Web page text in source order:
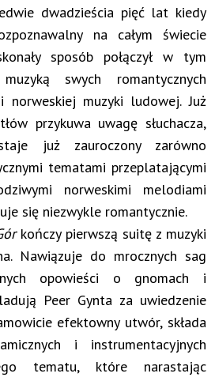
dwadzieścia pięć lat kiedy
na całym świecie
sposób połączył w tym
swych romantycznych
norweskiej muzyki ludowej. Już
przykuwa uwagę słuchacza,
już zauroczony zarówno
tematami przeplatającymi
norweskimi melodiami
się niezwykle romantycznie.
kończy pierwszą suitę z muzyki
Nawiązuje do mrocznych sag
opowieści o gnomach i
Peer Gynta za uwiedzenie
efektowny utwór, składa
i instrumentacyjnych
tematu, które narastając